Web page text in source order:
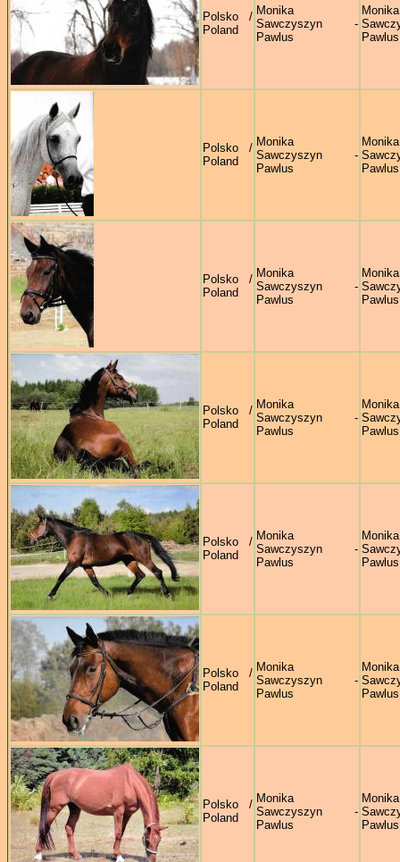
Polsko /
Poland
Monika
Sawczyszyn -
Pawlus
Monika
Pawlus
Polsko /
Poland
Monika
Sawczyszyn -
Pawlus
Monika
Pawlus
Polsko /
Poland
Monika
Sawczyszyn -
Pawlus
Monika
Pawlus
Polsko /
Poland
Monika
Sawczyszyn -
Pawlus
Monika
Pawlus
Polsko /
Poland
Monika
Sawczyszyn -
Pawlus
Monika
Pawlus
Polsko /
Poland
Monika
Sawczyszyn -
Pawlus
Monika
Pawlus
Polsko /
Poland
Monika
Sawczyszyn -
Pawlus
Monika
Pawlus